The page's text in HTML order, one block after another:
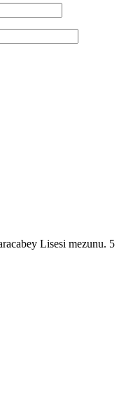
Lisesi mezunu. 5